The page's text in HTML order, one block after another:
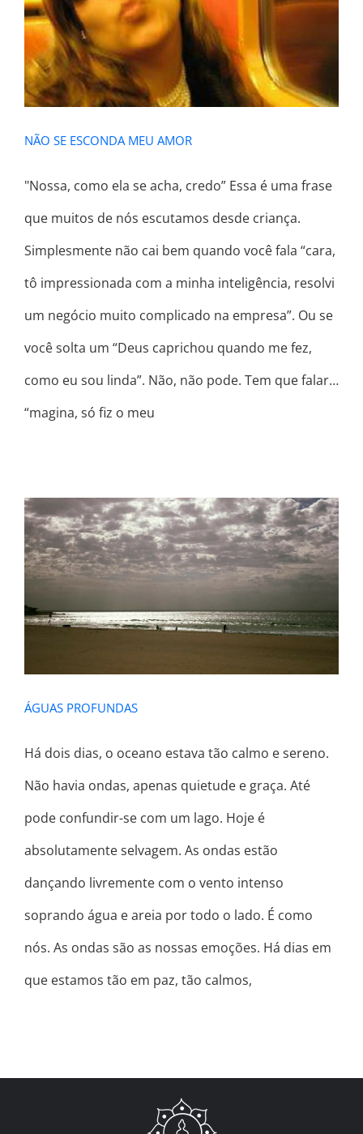
NÃO SE ESCONDA MEU AMOR
NÃO SE ESCONDA MEU AMOR
"Nossa, como ela se acha, credo” Essa é uma frase
que muitos de nós escutamos desde criança.
Simplesmente não cai bem quando você fala “cara,
tô impressionada com a minha inteligência, resolvi
um negócio muito complicado na empresa”. Ou se
você solta um “Deus caprichou quando me fez,
como eu sou linda”. Não, não pode. Tem que falar…
“magina, só fiz o meu
ÁGUAS PROFUNDAS
ÁGUAS PROFUNDAS
Há dois dias, o oceano estava tão calmo e sereno.
Não havia ondas, apenas quietude e graça. Até
pode confundir-se com um lago. Hoje é
absolutamente selvagem. As ondas estão
dançando livremente com o vento intenso
soprando água e areia por todo o lado. É como
nós. As ondas são as nossas emoções. Há dias em
que estamos tão em paz, tão calmos,